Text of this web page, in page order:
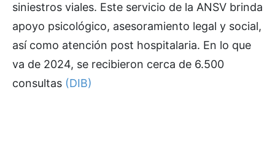
siniestros viales. Este servicio de la ANSV brinda
apoyo psicológico, asesoramiento legal y social,
así como atención post hospitalaria. En lo que
va de 2024, se recibieron cerca de 6.500
consultas (DIB)